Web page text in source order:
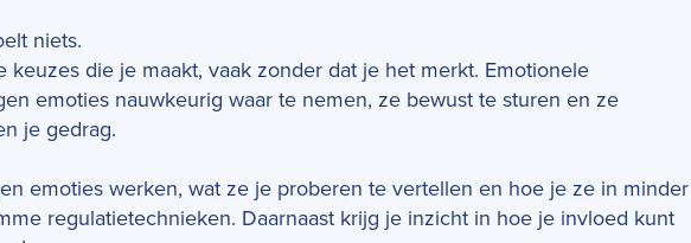
niets.
die je maakt, vaak zonder dat je het merkt. Emotionele
emoties nauwkeurig waar te nemen, ze bewust te sturen en ze
je gedrag.
emoties werken, wat ze je proberen te vertellen en hoe je ze in minder
regulatietechnieken. Daarnaast krijg je inzicht in hoe je invloed kunt